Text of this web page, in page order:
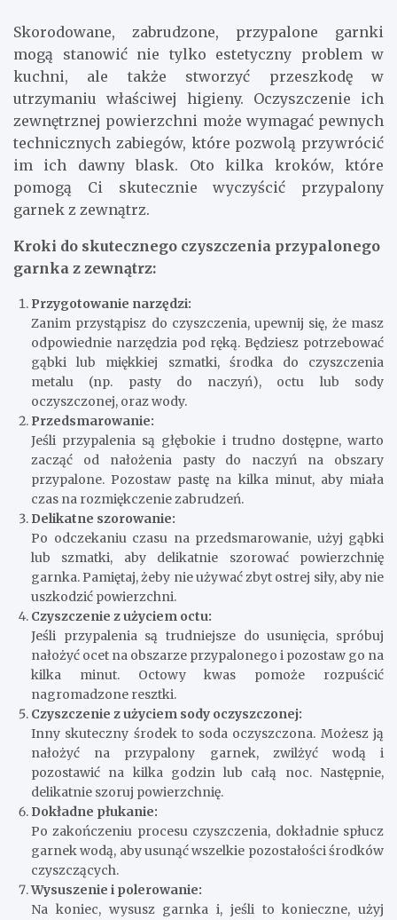
Skorodowane, zabrudzone, przypalone garnki
mogą stanowić nie tylko estetyczny problem w
kuchni, ale także stworzyć przeszkodę w
utrzymaniu właściwej higieny. Oczyszczenie ich
zewnętrznej powierzchni może wymagać pewnych
technicznych zabiegów, które pozwolą przywrócić
im ich dawny blask. Oto kilka kroków, które
pomogą Ci skutecznie wyczyścić przypalony
garnek z zewnątrz.
Kroki do skutecznego czyszczenia przypalonego
garnka z zewnątrz:
Przygotowanie narzędzi:
Zanim przystąpisz do czyszczenia, upewnij się, że masz
odpowiednie narzędzia pod ręką. Będziesz potrzebować
gąbki lub miękkiej szmatki, środka do czyszczenia
metalu (np. pasty do naczyń), octu lub sody
oczyszczonej, oraz wody.
Przedsmarowanie:
Jeśli przypalenia są głębokie i trudno dostępne, warto
zacząć od nałożenia pasty do naczyń na obszary
przypalone. Pozostaw pastę na kilka minut, aby miała
czas na rozmiękczenie zabrudzeń.
Delikatne szorowanie:
Po odczekaniu czasu na przedsmarowanie, użyj gąbki
lub szmatki, aby delikatnie szorować powierzchnię
garnka. Pamiętaj, żeby nie używać zbyt ostrej siły, aby nie
uszkodzić powierzchni.
Czyszczenie z użyciem octu:
Jeśli przypalenia są trudniejsze do usunięcia, spróbuj
nałożyć ocet na obszarze przypalonego i pozostaw go na
kilka minut. Octowy kwas pomoże rozpuścić
nagromadzone resztki.
Czyszczenie z użyciem sody oczyszczonej:
Inny skuteczny środek to soda oczyszczona. Możesz ją
nałożyć na przypalony garnek, zwilżyć wodą i
pozostawić na kilka godzin lub całą noc. Następnie,
delikatnie szoruj powierzchnię.
Dokładne płukanie:
Po zakończeniu procesu czyszczenia, dokładnie spłucz
garnek wodą, aby usunąć wszelkie pozostałości środków
czyszczących.
Wysuszenie i polerowanie:
Na koniec, wysusz garnka i, jeśli to konieczne, użyj